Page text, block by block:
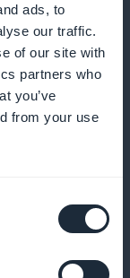
ads, to
our traffic.
of our site with
partners who
you’ve
from your use